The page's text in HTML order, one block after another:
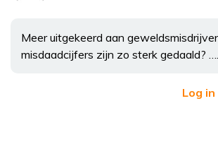
Meer uitgekeerd aan
misdaadcijfers zijn zo sterk gedaald? ….
Log